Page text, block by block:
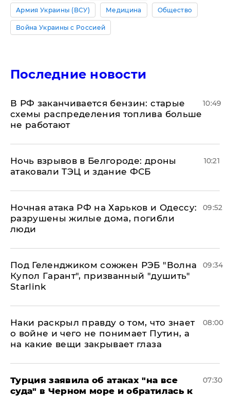
Армия Украины (ВСУ) Медицина Общество
Война Украины с Россией
Последние новости
​В РФ заканчивается бензин: старые
схемы распределения топлива больше
не работают
10:49
​Ночь взрывов в Белгороде: дроны
атаковали ТЭЦ и здание ФСБ
10:21
​Ночная атака РФ на Харьков и Одессу:
разрушены жилые дома, погибли
люди
09:52
Под Геленджиком сожжен РЭБ "Волна
Купол Гарант", призванный "душить"
Starlink
09:34
Наки раскрыл правду о том, что знает
о войне и чего не понимает Путин, а
на какие вещи закрывает глаза
08:00
Турция заявила об атаках "на все
суда" в Черном море и обратилась к
07:30